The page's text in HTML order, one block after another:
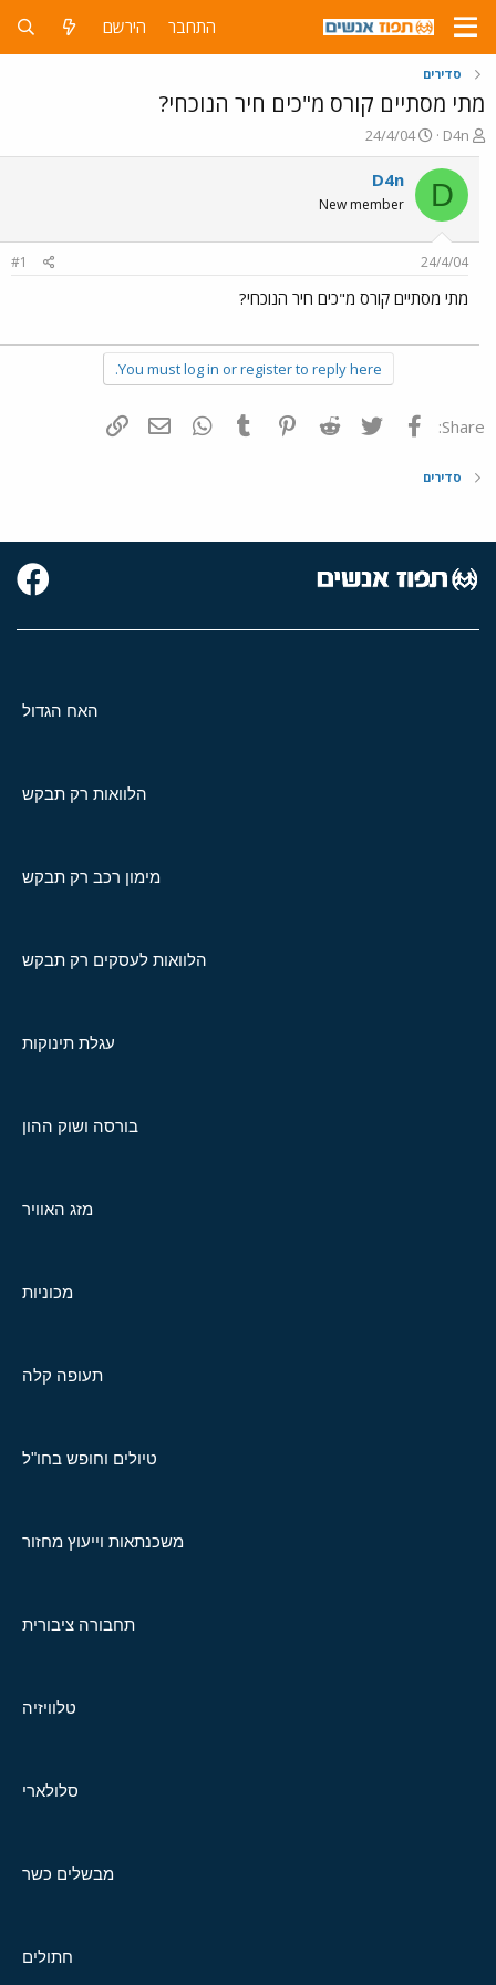
התחבר הירשם
סדירים
מתי מסתיים קורס מ"כים חיר הנוכחי?
פ
ו
ת
ח
ה
ש
א
D4n
פ
ו
ס
ר
24/4/04
D
D4n
New member
24/4/04
#1
מתי מסתיים קורס מ"כים חיר הנוכחי?
You must log in or register to reply here.
Share: פייסבוק Twitter
Reddit
Pinterest
Tumblr
WhatsAppדואר אלקטרוני
סדירים
האח הגדול
הלוואות רק תבקש
מימון רכב רק תבקש
הלוואות לעסקים רק תבקש
עגלת תינוקות
בורסה ושוק ההון
מזג האוויר
מכוניות
תעופה קלה
טיולים וחופש בחו"ל
משכנתאות וייעוץ מחזור
תחבורה ציבורית
טלוויזיה
סלולארי
מבשלים כשר
חתולים